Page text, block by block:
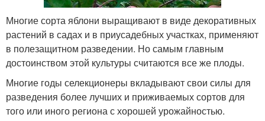
Многие сорта яблони выращивают в виде декоративных
растений в садах и в приусадебных участках, применяют
в полезащитном разведении. Но самым главным
достоинством этой культуры считаются все же плоды.
Многие годы селекционеры вкладывают свои силы для
разведения более лучших и приживаемых сортов для
того или иного региона с хорошей урожайностью.